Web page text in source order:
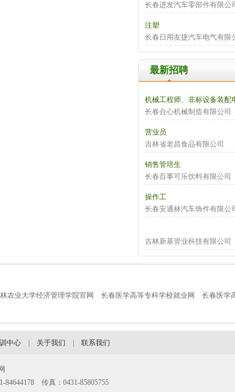
长春进发汽车零部件有限公
注塑
长春日用友捷汽车电气有限
最新招聘
机械工程师、非标设备装配
长春合心机械制造有限公司
营业员
吉林省老昌食品有限公司
销售管培生
长春百事可乐饮料有限公司
操作工
长春安通林汽车饰件有限公
吉林新基管业科技有限公司
农业大学经济管理学院官网 长春医学高等专科学校就业网
长春医学
中心 关于我们 联系我们
传真：0431-85805755